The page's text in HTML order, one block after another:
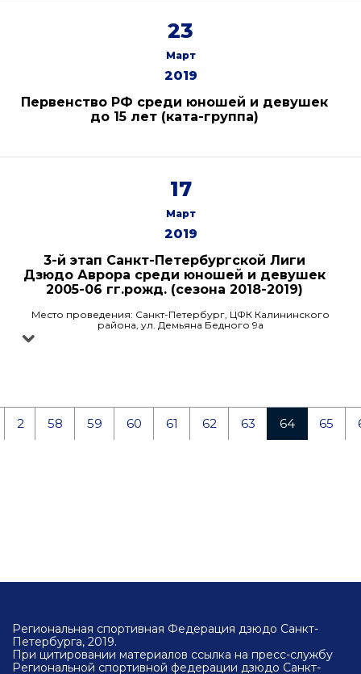
23
Март
2019
Первенство РФ среди юношей и девушек
до 15 лет (ката-группа)
17
Март
2019
3-й этап Санкт-Петербургской Лиги
Дзюдо Аврора среди юношей и девушек
2005-06 гг.рожд. (сезона 2018-2019)
Место проведения: Санкт-Петербург, ЦФК Калининского
района, ул. Демьяна Бедного 9а
2 58 59 60 61 62 63 64 65
Региональная спортивная Федерация дзюдо Санкт-
Петербурга, 2019.
При цитировании материалов ссылка на пресс-службу
Региональной спортивной федерации дзюдо Санкт-